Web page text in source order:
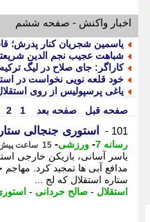
اخبار واکنش - صفحه ششم
یاسمین شجریان کنار پدرش؛
شباهت عجیب نجم الدین
کاراگر: جای صلاح در لیگ
خود قلعه نویی نخواست در
یاغی پرسپولیس از روی
صفحه قبل
صفحه بعد 1
2
101 - استوری جنجالی
رسانه 7 - ورزشی- 15 ساعت پیش - پنجشنبه 15 مرداد 1405، 10:50
یاسر آسانی، بازیکن خارجی
مدافع آبی ها تمجید کرد.
ستاره استقلال که لج ...
استقلال - صالح حردانی -